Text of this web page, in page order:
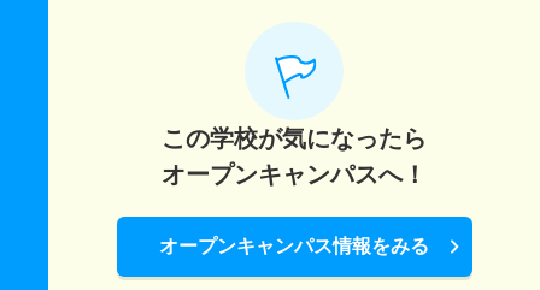
この学校が気になったら
オープンキャンパスへ！
オープンキャンパス情報をみる